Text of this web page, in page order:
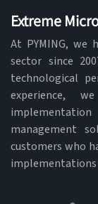
Extreme
At PYMING, we
sector since
technological
experience,
management
customers who
implementations